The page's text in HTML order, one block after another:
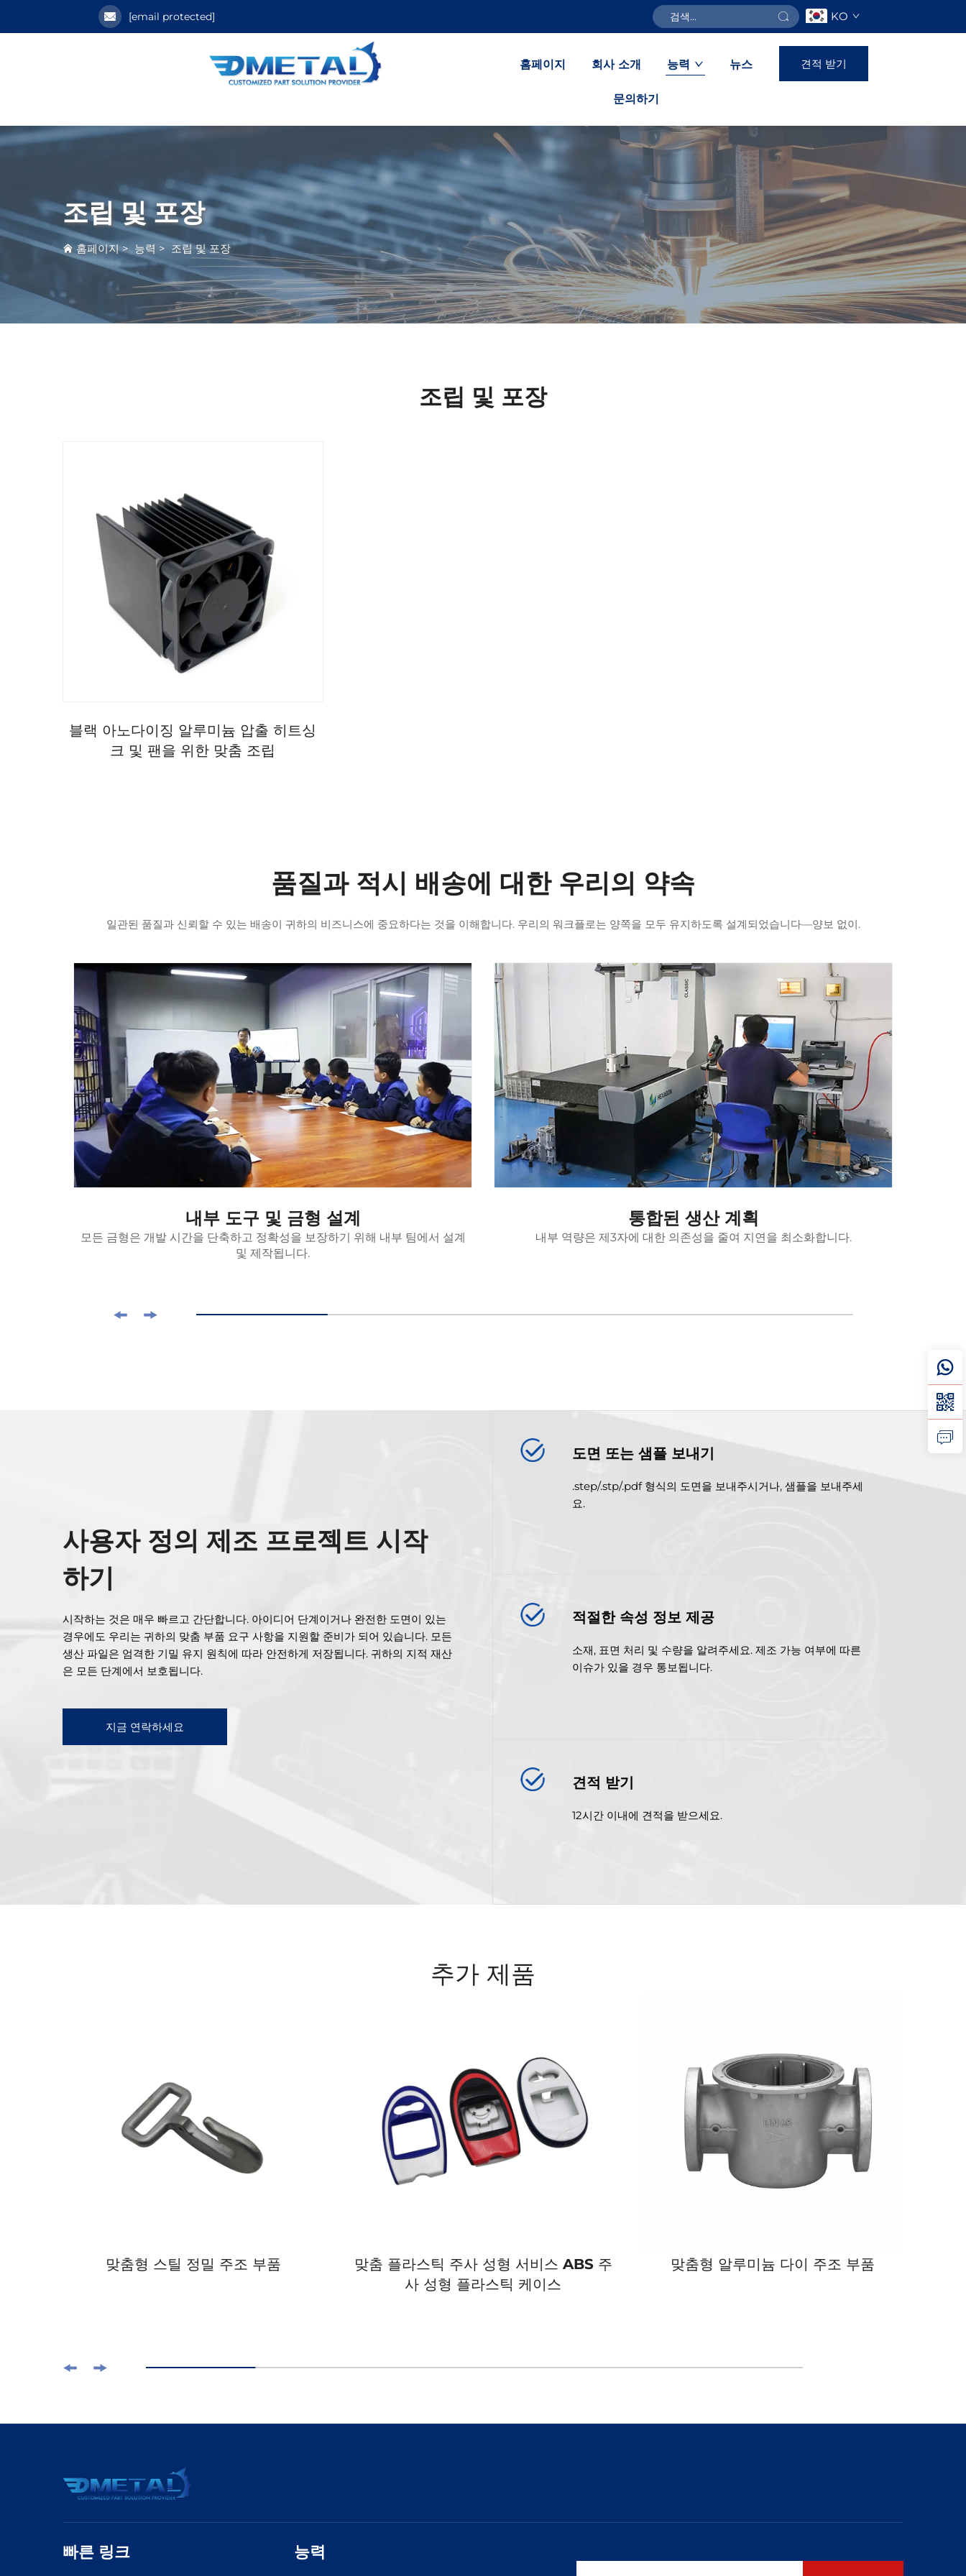
[email protected] KO
홈페이지 회사 소개 능력 뉴스
문의하기
견적 받기
조립 및 포장
홈페이지> 능력 > 조립 및 포장
조립 및 포장
블랙 아노다이징 알루미늄 압출 히트싱
크 및 팬을 위한 맞춤 조립
품질과 적시 배송에 대한 우리의 약속
일관된 품질과 신뢰할 수 있는 배송이 귀하의 비즈니스에 중요하다는 것을 이해합니다. 우리의 워크플로는 양쪽을 모두 유지하도록 설계되었습니다—양보 없이.
내부 도구 및 금형 설계
모든 금형은 개발 시간을 단축하고 정확성을 보장하기 위해 내부 팀에서 설계
및 제작됩니다.
통합된 생산 계획
내부 역량은 제3자에 대한 의존성을 줄여 지연을 최소화합니다.
사용자 정의 제조 프로젝트 시작
하기
시작하는 것은 매우 빠르고 간단합니다. 아이디어 단계이거나 완전한 도면이 있는
경우에도 우리는 귀하의 맞춤 부품 요구 사항을 지원할 준비가 되어 있습니다. 모든
생산 파일은 엄격한 기밀 유지 원칙에 따라 안전하게 저장됩니다. 귀하의 지적 재산
은 모든 단계에서 보호됩니다.
지금 연락하세요
도면 또는 샘플 보내기
.step/.stp/.pdf 형식의 도면을 보내주시거나, 샘플을 보내주세
요.
적절한 속성 정보 제공
소재, 표면 처리 및 수량을 알려주세요. 제조 가능 여부에 따른
이슈가 있을 경우 통보됩니다.
견적 받기
12시간 이내에 견적을 받으세요.
추가 제품
맞춤형 스틸 정밀 주조 부품
맞춤 플라스틱 주사 성형 서비스 ABS 주
사 성형 플라스틱 케이스
맞춤형 알루미늄 다이 주조 부품
빠른 링크 능력